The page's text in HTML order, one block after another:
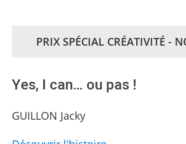
PRIX SPÉCIAL CRÉATIVITÉ -
Yes, I can… ou pas !
GUILLON Jacky